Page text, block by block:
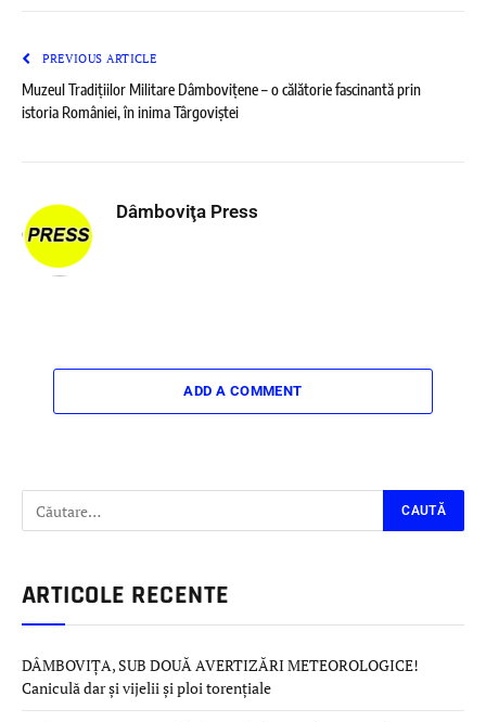
PREVIOUS ARTICLE
Muzeul Tradițiilor Militare Dâmbovițene – o călătorie fascinantă prin
istoria României, în inima Târgoviștei
Dâmboviţa Press
ADD A COMMENT
ARTICOLE RECENTE
DÂMBOVIȚA, SUB DOUĂ AVERTIZĂRI METEOROLOGICE!
Caniculă dar și vijelii și ploi torențiale